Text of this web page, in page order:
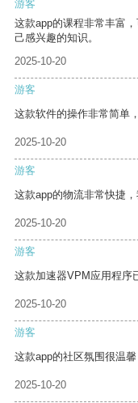
游客
这款app的课程非常丰富
己感兴趣的知识。
2025-10-20
游客
这款软件的操作非常简单
2025-10-20
游客
这款app的物流非常快捷
2025-10-20
游客
这款加速器VPM应用程序
2025-10-20
游客
这款app的社区氛围很温
2025-10-20